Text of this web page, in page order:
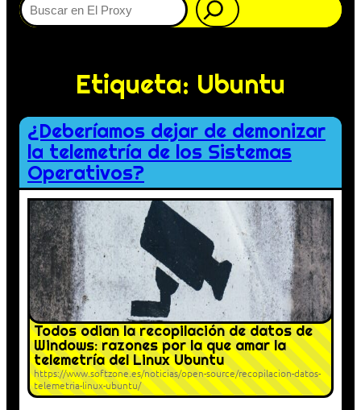
Etiqueta: Ubuntu
¿Deberíamos dejar de demonizar
la telemetría de los Sistemas
Operativos?
Todos odian la recopilación de datos de
Windows: razones por la que amar la
telemetría del Linux Ubuntu
https://www.softzone.es/noticias/open-source/recopilacion-datos-
telemetria-linux-ubuntu/